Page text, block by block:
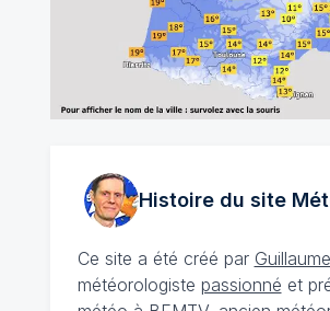
Histoire du site
Ce site a été créé par
météorologiste passionné et